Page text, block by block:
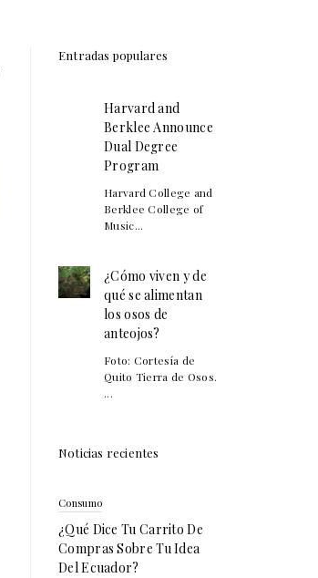
Entradas populares
Harvard and
Berklee Announce
Dual Degree
Program
Harvard College and
Berklee College of
Music...
¿Cómo viven y de
qué se alimentan
los osos de
anteojos?
Foto: Cortesía de
Quito Tierra de Osos.
...
Noticias recientes
Consumo
¿Qué Dice Tu Carrito De
Compras Sobre Tu Idea
Del Ecuador?